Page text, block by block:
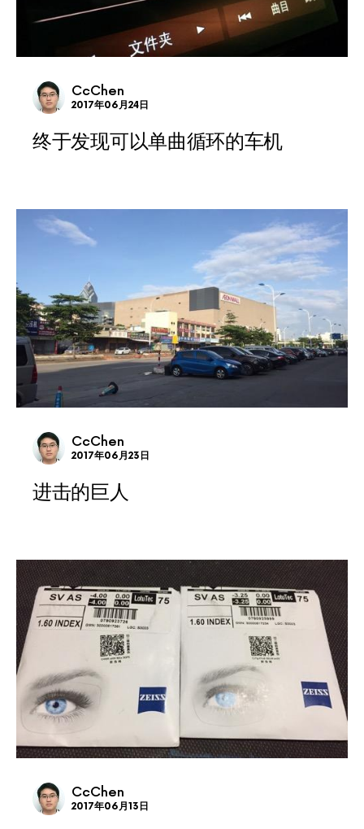
CcChen
2017年06月24日
终于发现可以单曲循环的车机
CcChen
2017年06月23日
进击的巨人
CcChen
2017年06月13日